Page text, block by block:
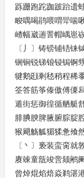
跞跚跑跎跏跛跆遗
畯喁喝鹃喂喟斝喘
嵖幅崴遄詈帽嵎崽
〔丿〕铸铹铺铻铼
锎锏锐锑锒锓锔锕
犍鹅颋剩嵇稍程稀
筌答筋筝傣傲傅傈
遁街惩御徨循舾艇
腓腆腴脾腋腑腙腚
猴飓觞觚猸猱惫飧
〔丶〕亵装蛮脔就
赓竦童瓿竣啻颏鹇
曾焯焜焰焙焱鹈湛